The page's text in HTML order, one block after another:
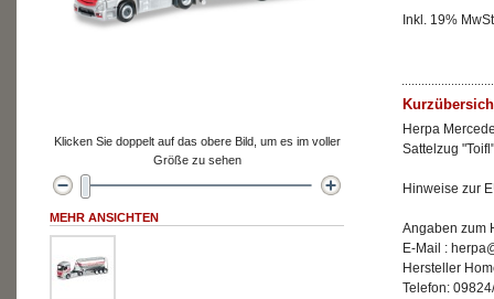
Inkl. 19%
Herpa
Sattelzug "Toifl"
Hinweise zur
Angaben zum
E-Mail :
Hersteller
Telefon:
Klicken Sie doppelt auf das obere Bild, um es im voller
Größe zu sehen
MEHR ANSICHTEN